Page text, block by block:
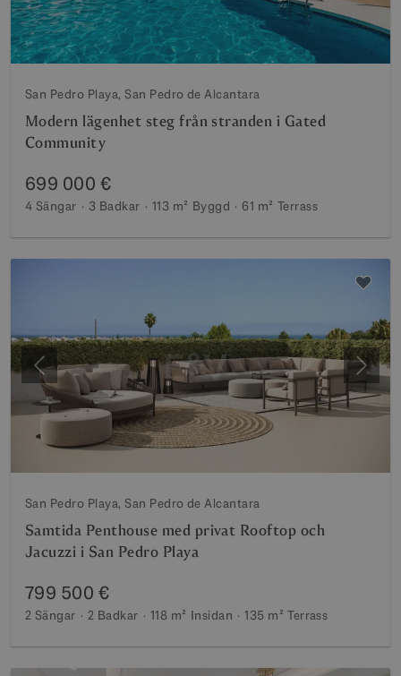
San Pedro Playa, San Pedro de Alcantara
Modern lägenhet steg från stranden i Gated
Community
699 000 €
4 Sängar 3 Badkar 113 m² Byggd 61 m² Terrass
Föregående Nästa
San Pedro Playa, San Pedro de Alcantara
Samtida Penthouse med privat Rooftop och
Jacuzzi i San Pedro Playa
799 500 €
2 Sängar 2 Badkar 118 m² Insidan 135 m² Terrass